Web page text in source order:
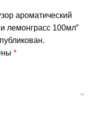
ароматический
лемонграсс 100мл”
*